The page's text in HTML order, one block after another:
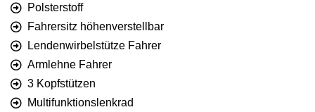
Polsterstoff
Fahrersitz höhenverstellbar
Lendenwirbelstütze Fahrer
Armlehne Fahrer
3 Kopfstützen
Multifunktionslenkrad